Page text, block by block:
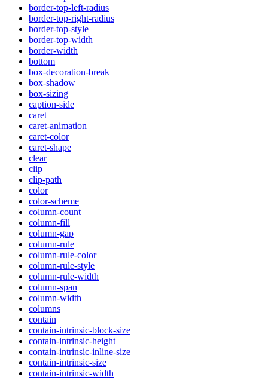
border-top-left-radius
border-top-right-radius
border-top-style
border-top-width
border-width
bottom
box-decoration-break
box-shadow
box-sizing
caption-side
caret
caret-animation
caret-color
caret-shape
clear
clip
clip-path
color
color-scheme
column-count
column-fill
column-gap
column-rule
column-rule-color
column-rule-style
column-rule-width
column-span
column-width
columns
contain
contain-intrinsic-block-size
contain-intrinsic-height
contain-intrinsic-inline-size
contain-intrinsic-size
contain-intrinsic-width